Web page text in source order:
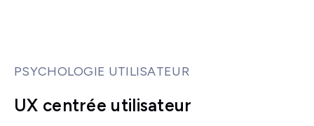
PSYCHOLOGIE UTILISATEUR
UX centrée utilisateur